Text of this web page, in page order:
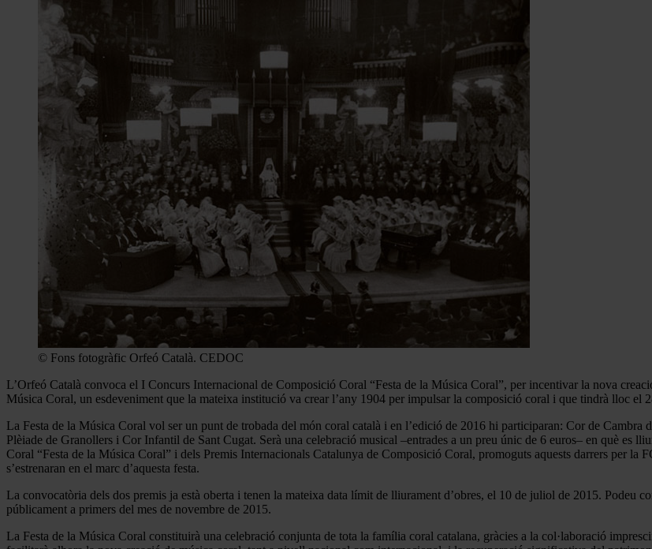
© Fons fotogràfic Orfeó Català. CEDOC
L’Orfeó Català convoca el I Concurs Internacional de Composició Coral “Festa de la Música Coral”, per incentivar la nova
Música Coral, un esdeveniment que la mateixa institució va crear l’any 1904 per impulsar la composició coral i que tindrà lloc el
La Festa de la Música Coral vol ser un punt de trobada del món coral català i en l’edició de 2016 hi participaran: Cor de
Plèiade de Granollers i Cor Infantil de Sant Cugat. Serà una celebració musical –entrades a un preu únic de 6 euros– en què es
Coral “Festa de la Música Coral” i dels Premis Internacionals Catalunya de Composició Coral, promoguts aquests darrers per la
s’estrenaran en el marc d’aquesta festa.
La convocatòria dels dos premis ja està oberta i tenen la mateixa data límit de lliurament d’obres, el 10 de juliol de 2015. Podeu
públicament a primers del mes de novembre de 2015.
La Festa de la Música Coral constituirà una celebració conjunta de tota la família coral catalana, gràcies a la col·laboració